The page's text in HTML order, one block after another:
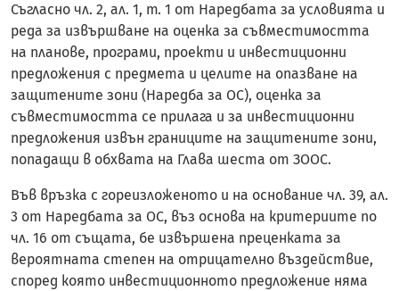
Съгласно чл. 2, ал. 1, т. 1 от Наредбата за условията и
реда за извършване на оценка за съвместимостта
на планове, програми, проекти и инвестиционни
предложения с предмета и целите на опазване на
защитените зони (Наредба за ОС), оценка за
съвместимостта се прилага и за инвестиционни
предложения извън границите на защитените зони,
попадащи в обхвата на Глава шеста от ЗООС.
Във връзка с гореизложеното и на основание чл. 39, ал.
3 от Наредбата за ОС, въз основа на критериите по
чл. 16 от същата, бе извършена преценката за
вероятната степен на отрицателно въздействие,
според която инвестиционното предложение няма